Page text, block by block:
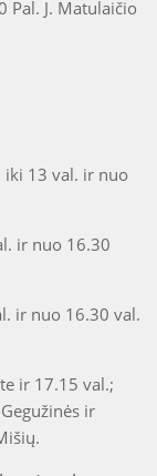
J. Matulaičio
iki 13 val. ir nuo
ir nuo 16.30
ir nuo 16.30 val.
ir 17.15 val.;
ir